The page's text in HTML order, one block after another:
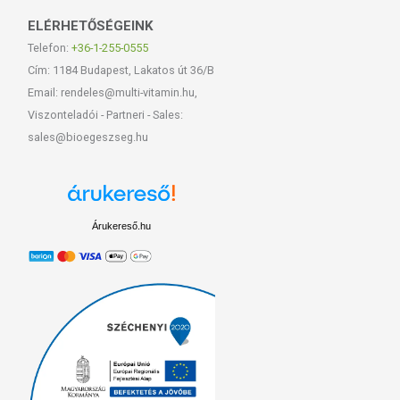
ELÉRHETŐSÉGEINK
Telefon: +36-1-255-0555
Cím: 1184 Budapest, Lakatos út 36/B
Email: rendeles@multi-vitamin.hu,
Viszonteladói - Partneri - Sales:
sales@bioegeszseg.hu
Árukereső.hu